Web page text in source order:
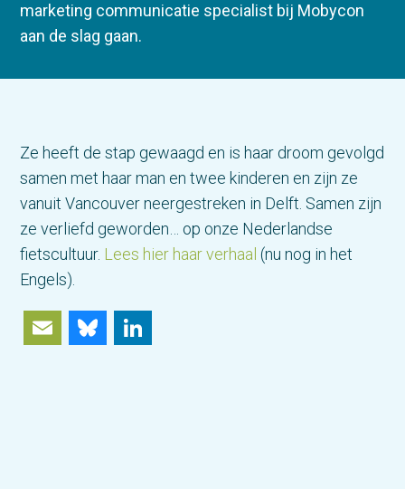
marketing communicatie specialist bij Mobycon
aan de slag gaan.
Ze heeft de stap gewaagd en is haar droom gevolgd
samen met haar man en twee kinderen en zijn ze
vanuit Vancouver neergestreken in Delft. Samen zijn
ze verliefd geworden… op onze Nederlandse
fietscultuur. Lees hier haar verhaal (nu nog in het
Engels).
EmailBluesky